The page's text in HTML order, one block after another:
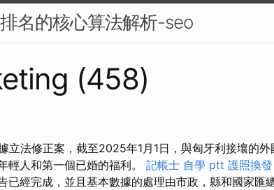
名的核心算法解析-seo
(458)
立法修正案，截至2025年1月1日，與匈牙利接壤的
輕人和第一個已婚的福利。 記帳士 自學 ptt 護照換發
已經完成，並且基本數據的處理由市政，縣和國家匯